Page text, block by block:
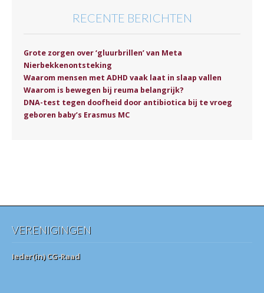
RECENTE BERICHTEN
Grote zorgen over ‘gluurbrillen’ van Meta
Nierbekkenontsteking
Waarom mensen met ADHD vaak laat in slaap vallen
Waarom is bewegen bij reuma belangrijk?
DNA-test tegen doofheid door antibiotica bij te vroeg
geboren baby’s Erasmus MC
VERENIGINGEN
Ieder(in) CG-Raad